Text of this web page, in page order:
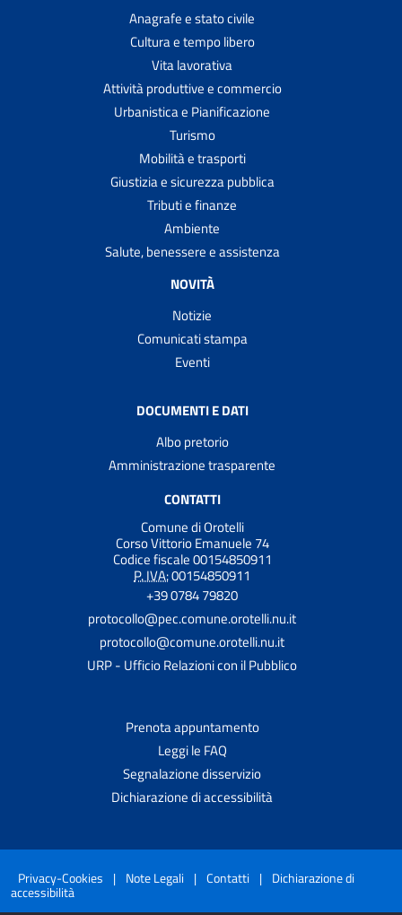
Anagrafe e stato civile
Cultura e tempo libero
Vita lavorativa
Attività produttive e commercio
Urbanistica e Pianificazione
Turismo
Mobilità e trasporti
Giustizia e sicurezza pubblica
Tributi e finanze
Ambiente
Salute, benessere e assistenza
NOVITÀ
Notizie
Comunicati stampa
Eventi
DOCUMENTI E DATI
Albo pretorio
Amministrazione trasparente
CONTATTI
Comune di Orotelli
Corso Vittorio Emanuele 74
Codice fiscale 00154850911
P. IVA:00154850911
+39 0784 79820
protocollo@pec.comune.orotelli.nu.it
protocollo@comune.orotelli.nu.it
URP - Ufficio Relazioni con il Pubblico
Prenota appuntamento
Leggi le FAQ
Segnalazione disservizio
Dichiarazione di accessibilità
Privacy-Cookies | Note Legali | Contatti | Dichiarazione di
accessibilità